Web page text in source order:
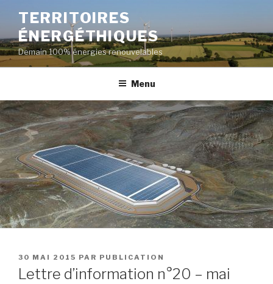
contenu
principal
TERRITOIRES
ÉNERGÉTHIQUES
Demain 100% énergies renouvelables
Menu
PUBLIÉ
LE
30 MAI 2015 PAR PUBLICATION
Lettre d’information n°20 – mai